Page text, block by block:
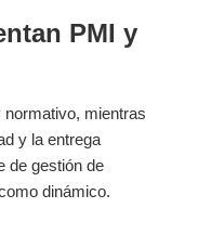
PMI y
mientras
y la entrega
de gestión de
dinámico.